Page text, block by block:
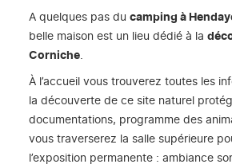
A quelques pas du camping à
belle maison est un lieu dédié à la
Corniche
À l’accueil vous trouverez toutes les
la découverte de ce site naturel
documentations, programme des
vous traverserez la salle supérieure
l’exposition permanente : ambiance